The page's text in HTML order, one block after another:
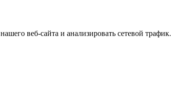
веб-сайта и анализировать сетевой трафик.